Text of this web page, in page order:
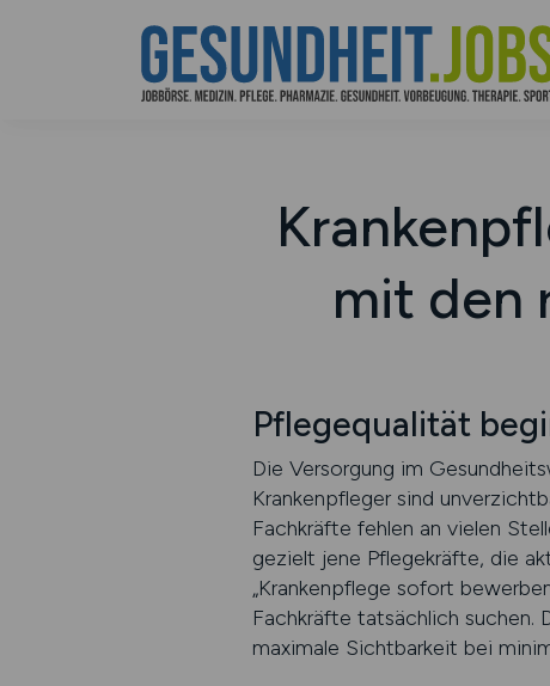
mit den
Pflegequalität
Die Versorgung im
Krankenpfleger sind
Fachkräfte fehlen an vielen
gezielt jene Pflegekräfte, die
„Krankenpflege sofort
Fachkräfte tatsächlich suchen.
maximale Sichtbarkeit bei